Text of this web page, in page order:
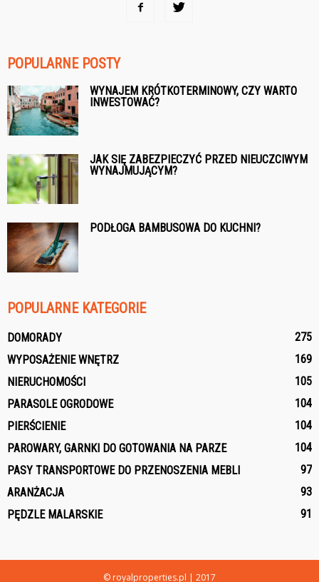
POPULARNE POSTY
WYNAJEM KRÓTKOTERMINOWY, CZY WARTO
INWESTOWAĆ?
JAK SIĘ ZABEZPIECZYĆ PRZED NIEUCZCIWYM
WYNAJMUJĄCYM?
PODŁOGA BAMBUSOWA DO KUCHNI?
POPULARNE KATEGORIE
DOMORADY
275
WYPOSAŻENIE WNĘTRZ
169
NIERUCHOMOŚCI
105
PARASOLE OGRODOWE
104
PIERŚCIENIE
104
PAROWARY, GARNKI DO GOTOWANIA NA PARZE
104
PASY TRANSPORTOWE DO PRZENOSZENIA MEBLI
97
ARANŻACJA
93
PĘDZLE MALARSKIE
91
© royalproperties.pl | 2017